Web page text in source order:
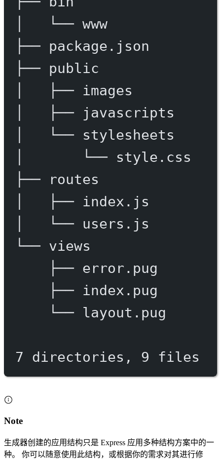
└── www
├──
package.json
├──
public
├──
images
├──
javascripts
└──
stylesheets
└──
style.css
├──
routes
├──
index.js
└──
users.js
└── views
├── error.pug
├──
index.pug
└──
layout.pug
7 directories, 9 files
Note
生成器创建的应用结构只是 Express 应用多种结构方案中的一
种。 你可以随意使用此结构，或根据你的需求对其进行修